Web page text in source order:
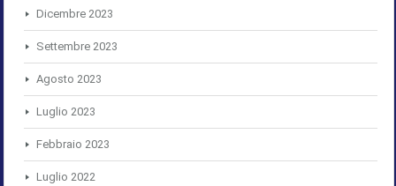
Dicembre 2023
Settembre 2023
Agosto 2023
Luglio 2023
Febbraio 2023
Luglio 2022